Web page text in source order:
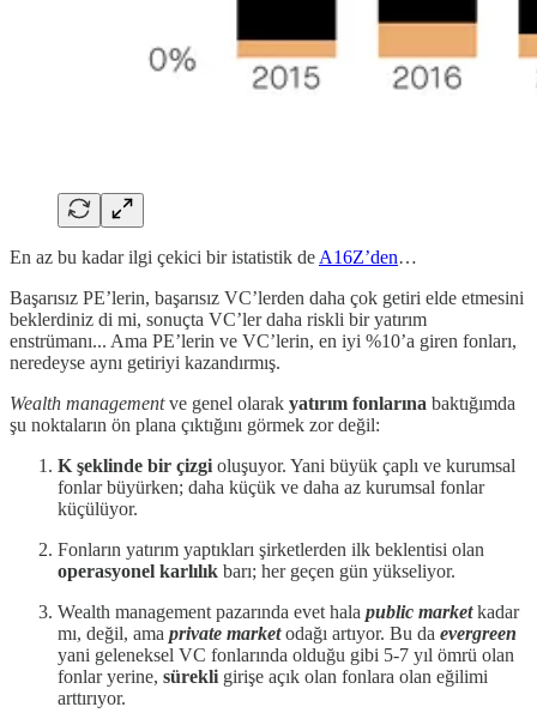
En az bu kadar ilgi çekici bir istatistik de A16Z’den…
Başarısız PE’lerin, başarısız VC’lerden daha çok getiri elde etmesini
beklerdiniz di mi, sonuçta VC’ler daha riskli bir yatırım
enstrümanı... Ama PE’lerin ve VC’lerin, en iyi %10’a giren fonları,
neredeyse aynı getiriyi kazandırmış.
Wealth managementve genel olarak yatırım fonlarına baktığımda
şu noktaların ön plana çıktığını görmek zor değil:
K şeklinde bir çizgi oluşuyor. Yani büyük çaplı ve kurumsal
fonlar büyürken; daha küçük ve daha az kurumsal fonlar
küçülüyor.
Fonların yatırım yaptıkları şirketlerden ilk beklentisi olan
operasyonel karlılık barı; her geçen gün yükseliyor.
Wealth management pazarında evet hala public marketkadar
mı, değil, ama private marketodağı artıyor. Bu da evergreen
yani geleneksel VC fonlarında olduğu gibi 5-7 yıl ömrü olan
fonlar yerine, sürekli girişe açık olan fonlara olan eğilimi
arttırıyor.